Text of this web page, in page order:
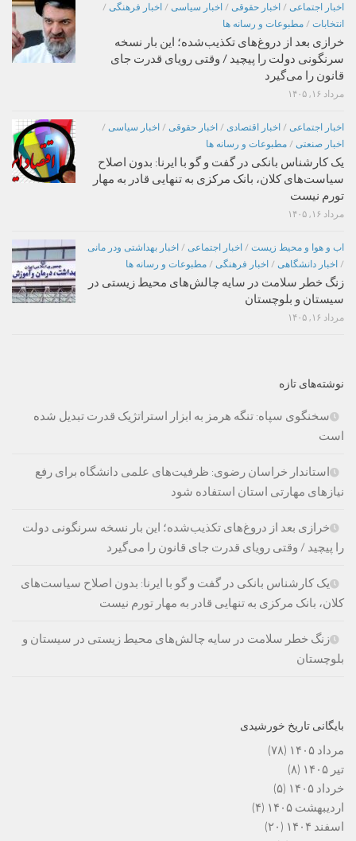
اخبار اجتماعی / اخبار حقوقی / اخبار سیاسی / اخبار فرهنگی /
انتخابات / مطبوعات و رسانه ها
خرازی بعد از دروغ‌های تکذیب‌شده؛ این بار نسخه
سرنگونی دولت را پیچید / وقتی رویای قدرت جای
قانون را می‌گیرد
مرداد ۱۶, ۱۴۰۵
اخبار اجتماعی / اخبار اقتصادی / اخبار حقوقی / اخبار سیاسی /
اخبار صنعتی / مطبوعات و رسانه ها
یک کارشناس بانکی در گفت و گو با ایرنا: بدون اصلاح
سیاست‌های کلان، بانک مرکزی به تنهایی قادر به مهار
تورم نیست
مرداد ۱۶, ۱۴۰۵
اب و هوا و محیط زیست / اخبار اجتماعی / اخبار بهداشتی ودر مانی
/ اخبار دانشگاهی / اخبار فرهنگی / مطبوعات و رسانه ها
زنگ خطر سلامت در سایه چالش‌های محیط زیستی در
سیستان و بلوچستان
مرداد ۱۶, ۱۴۰۵
نوشته‌های تازه
سخنگوی سپاه: تنگه هرمز به ابزار استراتژیک قدرت تبدیل شده
است
استاندار خراسان رضوی: ظرفیت‌های علمی دانشگاه برای رفع
نیازهای مهارتی استان استفاده شود
خرازی بعد از دروغ‌های تکذیب‌شده؛ این بار نسخه سرنگونی دولت
را پیچید / وقتی رویای قدرت جای قانون را می‌گیرد
یک کارشناس بانکی در گفت و گو با ایرنا: بدون اصلاح سیاست‌های
کلان، بانک مرکزی به تنهایی قادر به مهار تورم نیست
زنگ خطر سلامت در سایه چالش‌های محیط زیستی در سیستان و
بلوچستان
بایگانی تاریخ خورشیدی
مرداد ۱۴۰۵
(۷۸)
تیر ۱۴۰۵
(۸)
خرداد ۱۴۰۵
(۵)
اردیبهشت ۱۴۰۵
(۴)
اسفند ۱۴۰۴
(۲۰)